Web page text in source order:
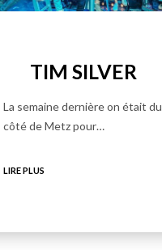
TIM SILVER
La semaine dernière on était du
côté de Metz pour…
LIRE PLUS